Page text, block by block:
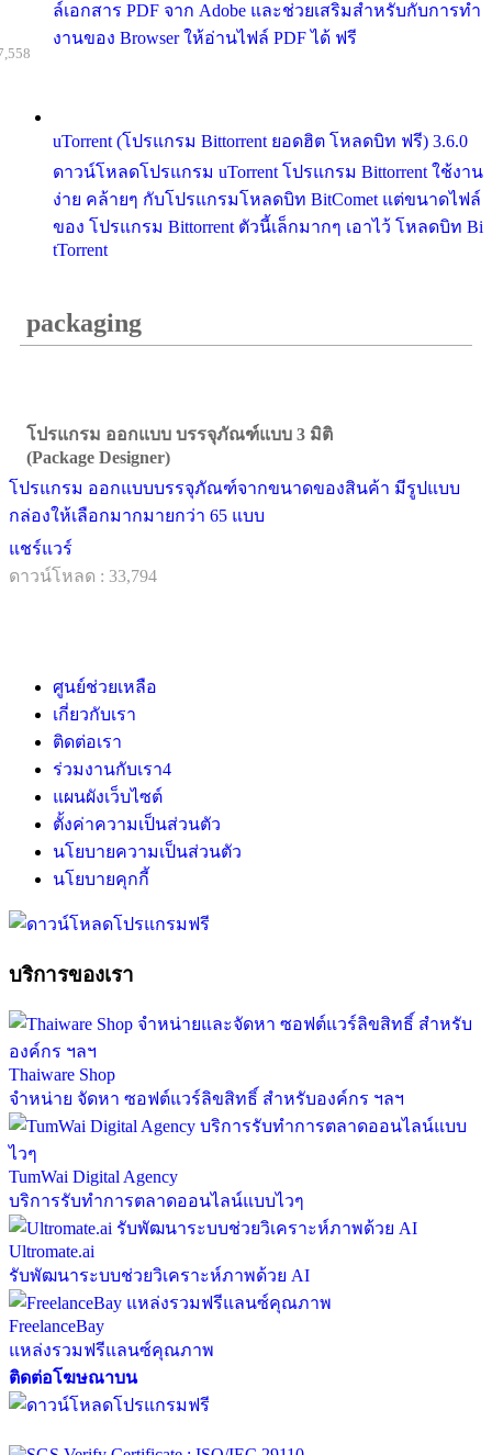
ล์เอกสาร PDF จาก Adobe และช่วยเสริมสำหรับกับการทำ
งานของ Browser ให้อ่านไฟล์ PDF ได้ ฟรี
uTorrent (โปรแกรม Bittorrent ยอดฮิต โหลดบิท ฟรี) 3.6.0
ดาวน์โหลดโปรแกรม uTorrent โปรแกรม Bittorrent ใช้งาน
ง่าย คล้ายๆ กับโปรแกรมโหลดบิท BitComet แต่ขนาดไฟล์
ของ โปรแกรม Bittorrent ตัวนี้เล็กมากๆ เอาไว้ โหลดบิท Bi
tTorrent
packaging
โปรแกรม ออกแบบ บรรจุภัณฑ์แบบ 3 มิติ
(Package Designer)
โปรแกรม ออกแบบบรรจุภัณฑ์จากขนาดของสินค้า มีรูปแบบ
กล่องให้เลือกมากมายกว่า 65 แบบ
แชร์แวร์
ดาวน์โหลด : 33,794
ศูนย์ช่วยเหลือ
เกี่ยวกับเรา
ติดต่อเรา
ร่วมงานกับเรา4
แผนผังเว็บไซต์
ตั้งค่าความเป็นส่วนตัว
นโยบายความเป็นส่วนตัว
นโยบายคุกกี้
บริการของเรา
Thaiware Shop
จำหน่าย จัดหา ซอฟต์แวร์ลิขสิทธิ์ สำหรับองค์กร ฯลฯ
TumWai Digital Agency
บริการรับทำการตลาดออนไลน์แบบไวๆ
Ultromate.ai
รับพัฒนาระบบช่วยวิเคราะห์ภาพด้วย AI
FreelanceBay
แหล่งรวมฟรีแลนซ์คุณภาพ
ติดต่อโฆษณาบน